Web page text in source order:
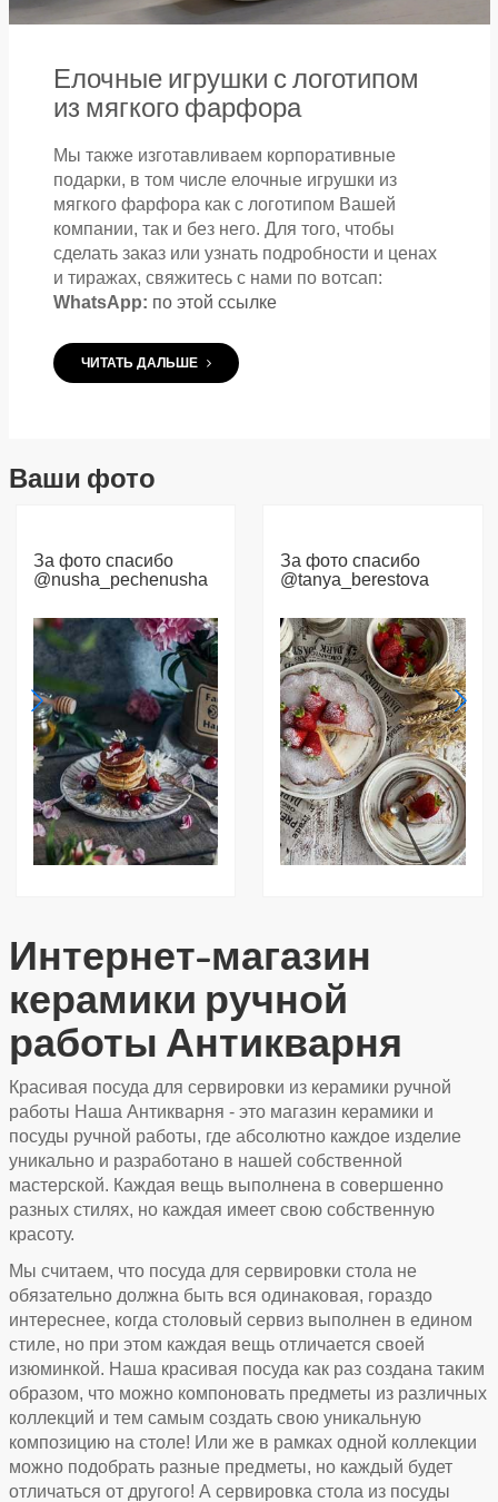
Елочные игрушки с логотипом
из мягкого фарфора
Мы также изготавливаем корпоративные
подарки, в том числе елочные игрушки из
мягкого фарфора как с логотипом Вашей
компании, так и без него. Для того, чтобы
сделать заказ или узнать подробности и ценах
и тиражах, свяжитесь с нами по вотсап:
WhatsApp: по этой ссылке
ЧИТАТЬ ДАЛЬШЕ
Ваши фото
За фото спасибо
@nusha_pechenusha
За фото спасибо
@tanya_berestova
Интернет-магазин
керамики ручной
работы Антикварня
Красивая посуда для сервировки из керамики ручной
работы Наша Антикварня - это магазин керамики и
посуды ручной работы, где абсолютно каждое изделие
уникально и разработано в нашей собственной
мастерской. Каждая вещь выполнена в совершенно
разных стилях, но каждая имеет свою собственную
красоту.
Мы считаем, что посуда для сервировки стола не
обязательно должна быть вся одинаковая, гораздо
интереснее, когда столовый сервиз выполнен в едином
стиле, но при этом каждая вещь отличается своей
изюминкой. Наша красивая посуда как раз создана таким
образом, что можно компоновать предметы из различных
коллекций и тем самым создать свою уникальную
композицию на столе! Или же в рамках одной коллекции
можно подобрать разные предметы, но каждый будет
отличаться от другого! А сервировка стола из посуды